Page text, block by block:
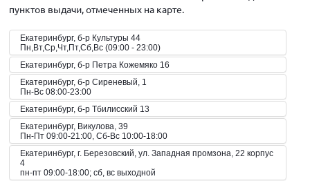
пунктов выдачи, отмеченных на карте.
Екатеринбург, б-р Культуры 44
Пн,Вт,Ср,Чт,Пт,Сб,Вс (09:00 - 23:00)
Екатеринбург, б-р Петра Кожемяко 16
Екатеринбург, б-р Сиреневый, 1
Пн-Вс 08:00-23:00
Екатеринбург, б-р Тбилисский 13
Екатеринбург, Викулова, 39
Пн-Пт 09:00-21:00, Сб-Вс 10:00-18:00
Екатеринбург, г. Березовский, ул. Западная промзона, 22 корпус
4
пн-пт 09:00-18:00; сб, вс выходной